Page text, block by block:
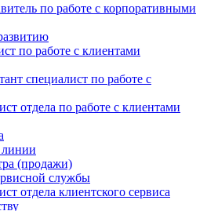
по работе с корпоративными
по работе с клиентами
специалист по работе с
отдела по работе с клиентами
линии
(продажи)
службы
отдела клиентского сервиса